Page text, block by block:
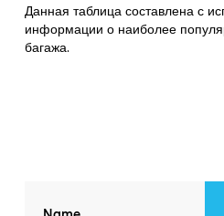
Данная таблица составлена с
информации о наиболее
багажа.